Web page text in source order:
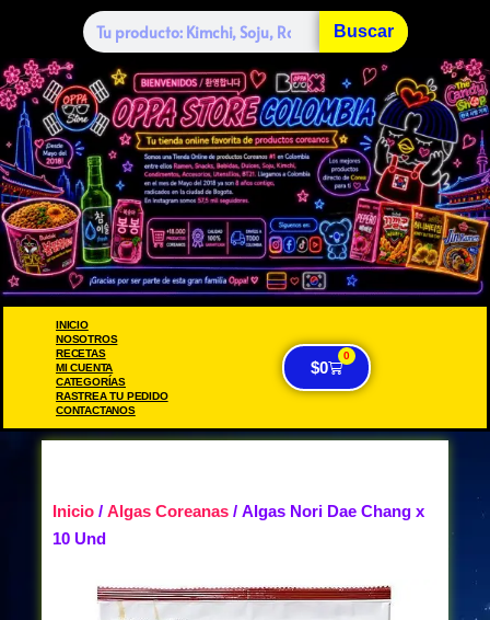
Buscar
INICIO
NOSOTROS
RECETAS
MI CUENTA
CATEGORÍAS
RASTREA TU PEDIDO
CONTACTANOS
$0
0
Inicio / Algas Coreanas / Algas Nori Dae Chang x
10 Und